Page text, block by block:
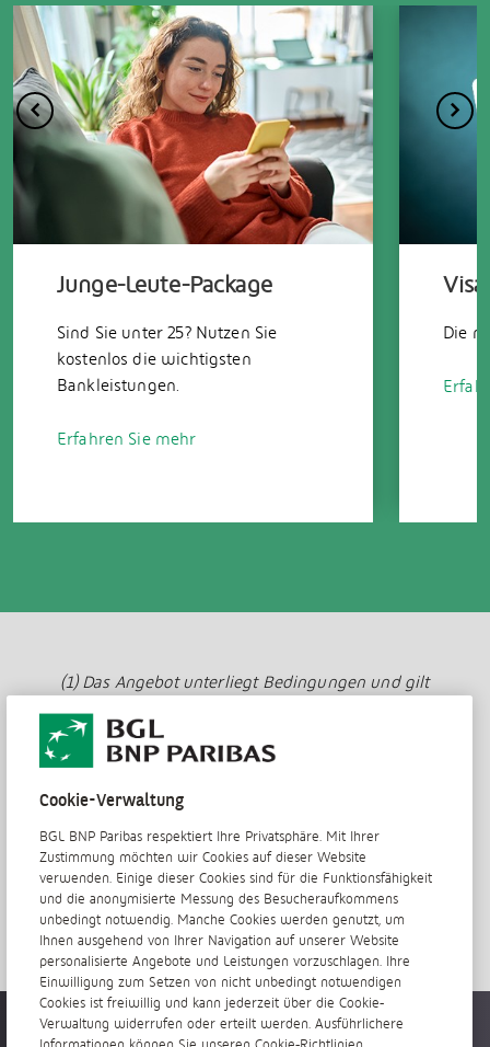
Junge-Leute-Package
Sind Sie unter 25? Nutzen Sie
kostenlos die wichtigsten
Bankleistungen.
Erfahren Sie mehr
Die
(1) Das Angebot unterliegt Bedingungen und gilt
vorbehaltlich der Antragsannahme durch die Bank.
(2) Dieser Vorschuss muss bei Auszahlung des staatlich
garantierten Studienkredits (AideFi) zurückgezahlt werden.
(3) Ausser Wechselgebühren
(4) Mehr zu den Konditionen erfahren Sie in der Filiale.
(5) Maximal 250 Euro.
Überall jederzeit verfügbar
Cookie-Verwaltung
BGL BNP Paribas respektiert Ihre Privatsphäre. Mit Ihrer
Zustimmung möchten wir Cookies auf dieser Website
verwenden. Einige dieser Cookies sind für die Funktionsfähigkeit
und die anonymisierte Messung des Besucheraufkommens
unbedingt notwendig. Manche Cookies werden genutzt, um
Ihnen ausgehend von Ihrer Navigation auf unserer Website
personalisierte Angebote und Leistungen vorzuschlagen. Ihre
Einwilligung zum Setzen von nicht unbedingt notwendigen
Cookies ist freiwillig und kann jederzeit über die Cookie-
Verwaltung widerrufen oder erteilt werden. Ausführlichere